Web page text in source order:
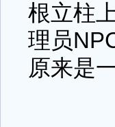
根立柱
理员
原来是